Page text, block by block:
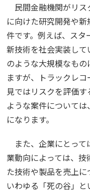
民間金融機関がリス
に向けた研究開発や
件です。例えば、スタ
新技術を社会実装し
のような大規模なも
ますが、トラックレ
見ではリスクを評価
ような案件について
になります。
また、企業にとって
業動向によっては、
た技術や製品を売上に
いわゆる「死の谷」